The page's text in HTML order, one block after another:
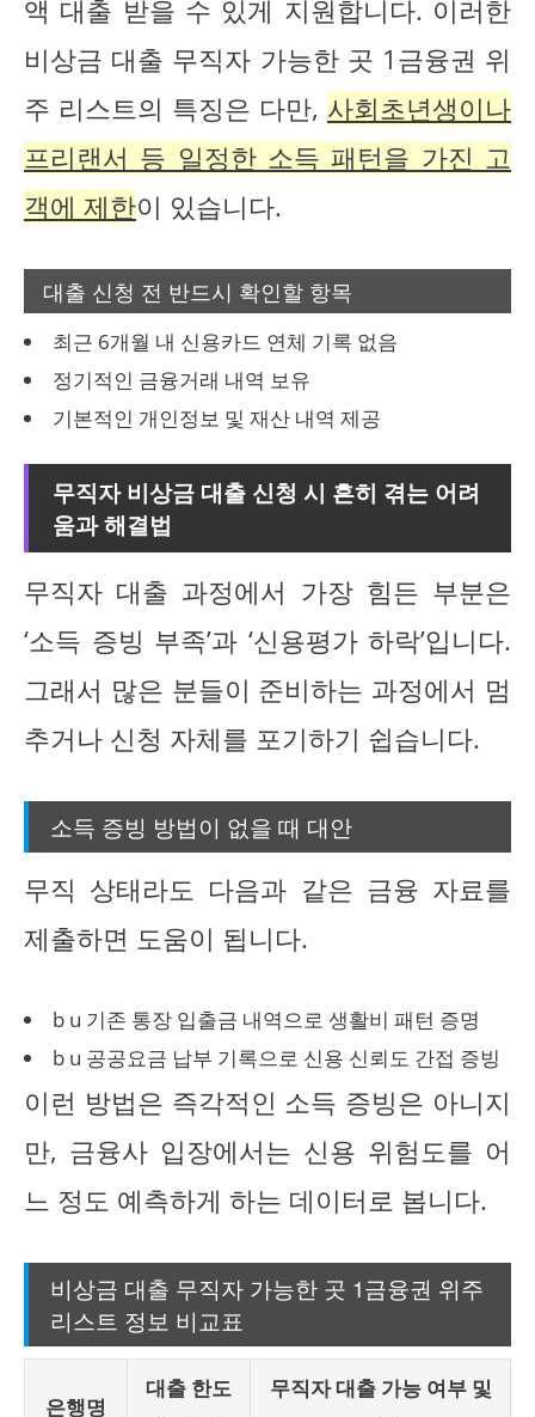
액 대출 받을 수 있게 지원합니다. 이러한
비상금 대출 무직자 가능한 곳 1금융권 위
주 리스트의 특징은 다만, 사회초년생이나
프리랜서 등 일정한 소득 패턴을 가진 고
객에 제한이 있습니다.
대출 신청 전 반드시 확인할 항목
최근 6개월 내 신용카드 연체 기록 없음
정기적인 금융거래 내역 보유
기본적인 개인정보 및 재산 내역 제공
무직자 비상금 대출 신청 시 흔히 겪는 어려
움과 해결법
무직자 대출 과정에서 가장 힘든 부분은
‘소득 증빙 부족’과 ‘신용평가 하락’입니다.
그래서 많은 분들이 준비하는 과정에서 멈
추거나 신청 자체를 포기하기 쉽습니다.
소득 증빙 방법이 없을 때 대안
무직 상태라도 다음과 같은 금융 자료를
제출하면 도움이 됩니다.
b u 기존 통장 입출금 내역으로 생활비 패턴 증명
b u 공공요금 납부 기록으로 신용 신뢰도 간접 증빙
이런 방법은 즉각적인 소득 증빙은 아니지
만, 금융사 입장에서는 신용 위험도를 어
느 정도 예측하게 하는 데이터로 봅니다.
비상금 대출 무직자 가능한 곳 1금융권 위주
리스트 정보 비교표
은행명
대출 한도
무직자 대출 가능 여부 및